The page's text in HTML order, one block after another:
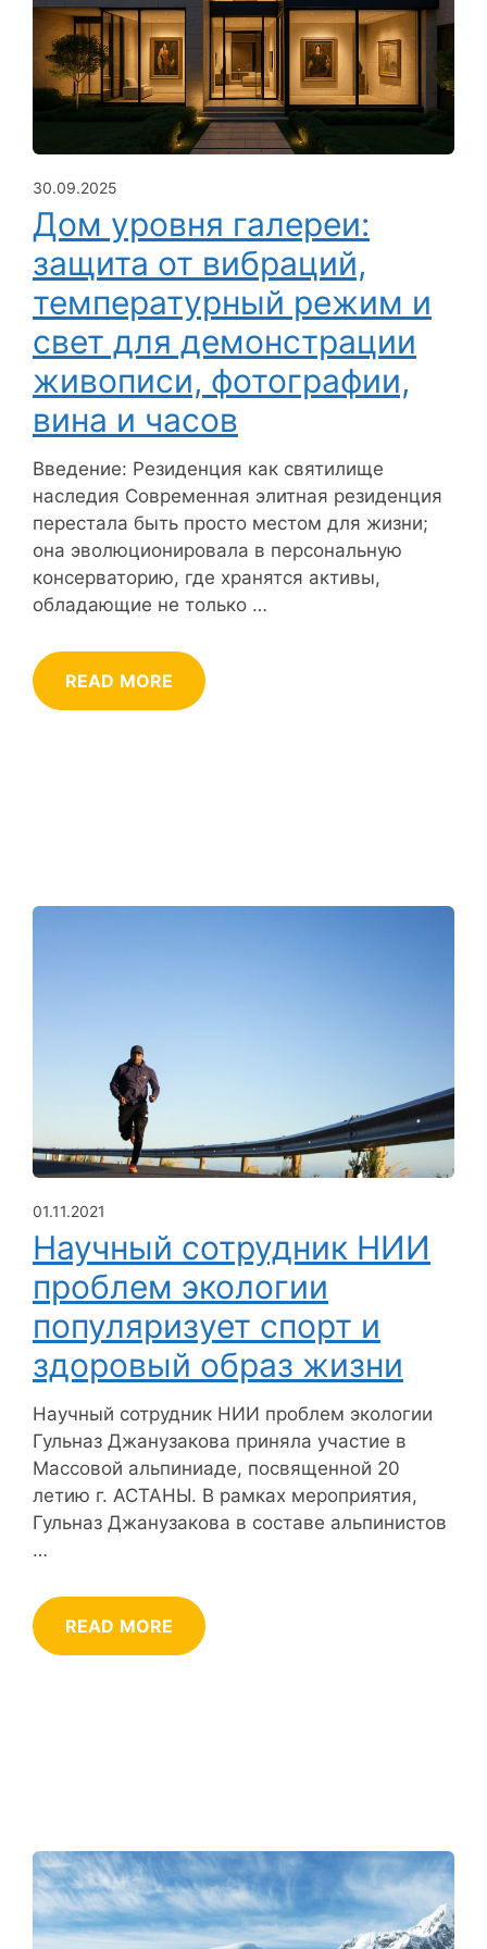
30.09.2025
Дом уровня галереи:
защита от вибраций,
температурный режим и
свет для демонстрации
живописи, фотографии,
вина и часов
Введение: Резиденция как святилище
наследия Современная элитная резиденция
перестала быть просто местом для жизни;
она эволюционировала в персональную
консерваторию, где хранятся активы,
обладающие не только …
READ MORE
01.11.2021
Научный сотрудник НИИ
проблем экологии
популяризует спорт и
здоровый образ жизни
Научный сотрудник НИИ проблем экологии
Гульназ Джанузакова приняла участие в
Массовой альпиниаде, посвященной 20
летию г. АСТАНЫ. В рамках мероприятия,
Гульназ Джанузакова в составе альпинистов
…
READ MORE